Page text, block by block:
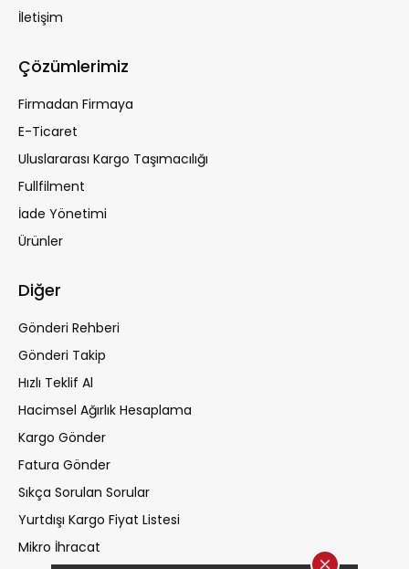
İletişim
Çözümlerimiz
Firmadan Firmaya
E-Ticaret
Uluslararası Kargo Taşımacılığı
Fullfilment
İade Yönetimi
Ürünler
Diğer
Gönderi Rehberi
Gönderi Takip
Hızlı Teklif Al
Hacimsel Ağırlık Hesaplama
Kargo Gönder
Fatura Gönder
Sıkça Sorulan Sorular
Yurtdışı Kargo Fiyat Listesi
Mikro İhracat